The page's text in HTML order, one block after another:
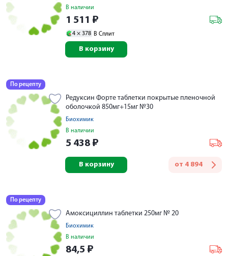
В наличии
1 511 ₽
4 × 378 В Сплит
В корзину
По рецепту
Редуксин Форте таблетки покрытые пленочной
оболочкой 850мг+15мг №30
Биохимик
В наличии
5 438 ₽
от 4 894
В корзину
По рецепту
Амоксициллин таблетки 250мг № 20
Биохимик
В наличии
84,5 ₽